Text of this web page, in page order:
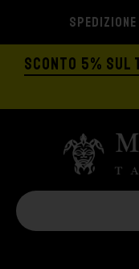
SCONTO 5% SUL